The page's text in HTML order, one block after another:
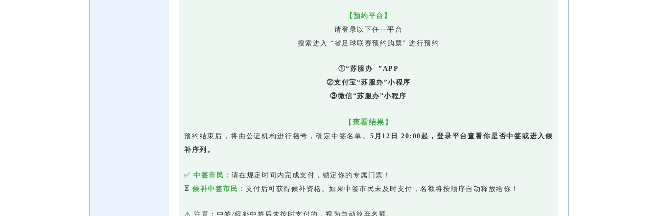
【预约平台】
请登录以下任一平台
搜索进入 “省足球联赛预约购票” 进行预约
①“苏服办
”APP
②支付宝“苏服办”小程序
③微信“苏服办”小程序
【 查看结果 】
预约结束后，将由公证机构进行摇号，确定中签名单。 5月12日 20:00起，登录平台查看你是否中签或进入候
补序列。
✅ 中签市民： 请在规定时间内完成支付，锁定你的专属门票！
⏳ 候补中签市民： 支付后可获得候补资格。如果中签市民未及时支付，名额将按顺序自动释放给你！
⚠️ 注意：中签/候补中签后未按时支付的，视为自动放弃名额。